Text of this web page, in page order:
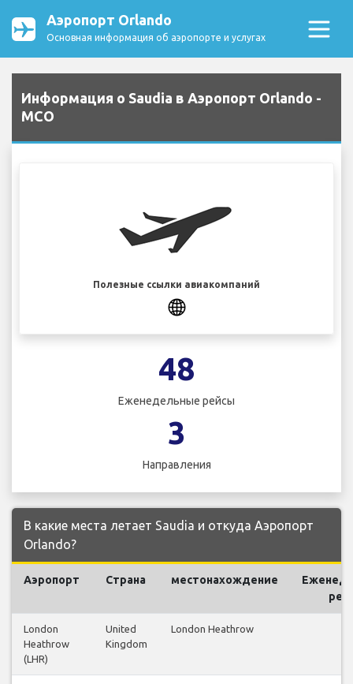
Аэропорт Orlando
Основная информация об аэропорте и услугах
Информация о Saudia в Аэропорт Orlando -
MCO
Полезные ссылки авиакомпаний
48
Еженедельные рейсы
3
Направления
В какие места летает Saudia и откуда Аэропорт
Orlando?
Аэропорт Страна местонахождение
London
Heathrow
(LHR)
United
Kingdom
London Heathrow